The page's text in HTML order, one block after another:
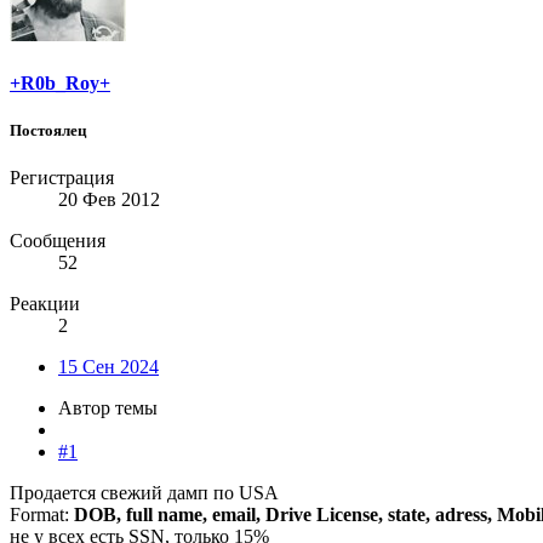
+R0b_Roy+
Постоялец
Регистрация
20 Фев 2012
Сообщения
52
Реакции
2
15 Сен 2024
Автор темы
#1
Продается свежий дамп по USA
Format: DOB, full name, email, Drive License, state, adress,
не у всех есть SSN, только 15%